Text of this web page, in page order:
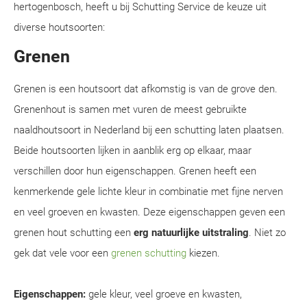
hertogenbosch, heeft u bij Schutting Service de keuze uit
diverse houtsoorten:
Grenen
Grenen is een houtsoort dat afkomstig is van de grove den.
Grenenhout is samen met vuren de meest gebruikte
naaldhoutsoort in Nederland bij een schutting laten plaatsen.
Beide houtsoorten lijken in aanblik erg op elkaar, maar
verschillen door hun eigenschappen. Grenen heeft een
kenmerkende gele lichte kleur in combinatie met fijne nerven
en veel groeven en kwasten. Deze eigenschappen geven een
grenen hout schutting een erg natuurlijke uitstraling. Niet zo
gek dat vele voor een grenen schutting kiezen.
Eigenschappen: gele kleur, veel groeve en kwasten,